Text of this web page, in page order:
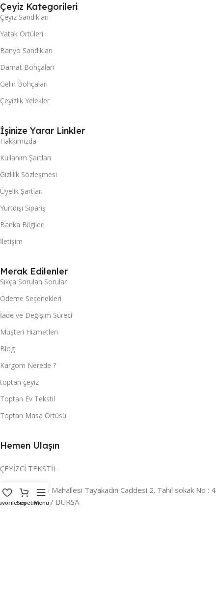
Çeyiz Kategorileri
Çeyiz Sandıkları
Yatak Örtüleri
Banyo Sandıkları
Damat Bohçaları
Gelin Bohçaları
Çeyizlik Yelekler
İşinize Yarar Linkler
Hakkımızda
Kullanım Şartları
Gizlilik Sözleşmesi
Üyelik Şartları
Yurtdışı Sipariş
Banka Bilgileri
İletişim
Merak Edilenler
Sıkça Sorulan Sorular
Ödeme Seçenekleri
İade ve Değişim Süreci
Müşteri Hizmetleri
Blog
Kargom Nerede ?
toptan çeyiz
Toptan Ev Tekstil
Toptan Masa Örtüsü
Hemen Ulaşın
ÇEYİZCİ TEKSTİL
Adres:Reyhan Mahallesi Tayakadın Caddesi 2. Tahıl sokak No : 4
/ a Osmangazi / BURSA
SepetimMenu